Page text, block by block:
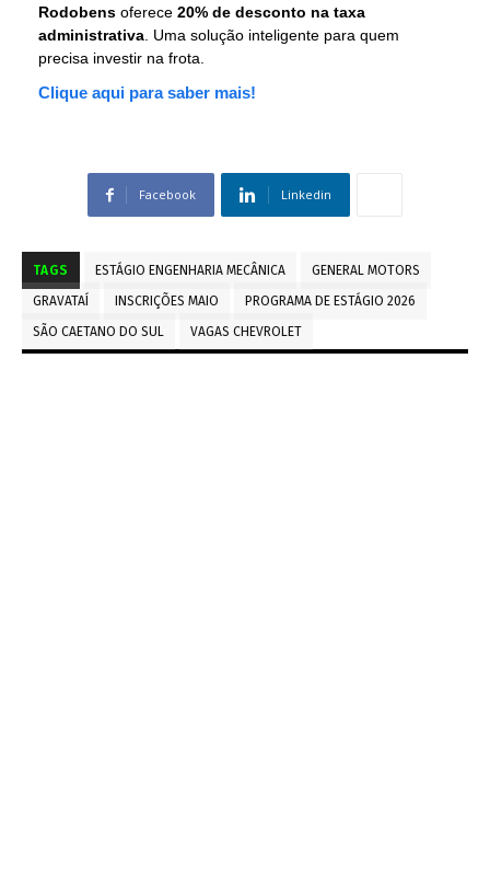
Rodobens oferece 20% de desconto na taxa
administrativa. Uma solução inteligente para quem
precisa investir na frota.
Clique aqui para saber mais!
Facebook Linkedin
TAGS ESTÁGIO ENGENHARIA MECÂNICA
GENERAL MOTORS
GRAVATAÍ
INSCRIÇÕES MAIO
PROGRAMA DE ESTÁGIO 2026
SÃO CAETANO DO SUL
VAGAS CHEVROLET